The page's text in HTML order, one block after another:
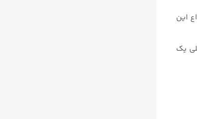
این
یک